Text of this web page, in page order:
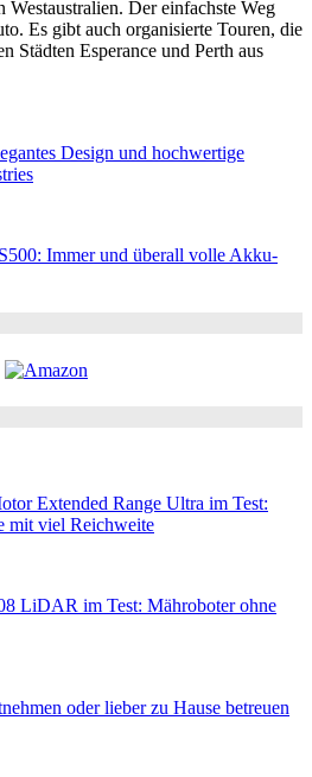
Der einfachste Weg
Es gibt auch organisierte Touren, die
Städten Esperance und Perth aus
Design und hochwertige
Immer und überall volle Akku-
Extended Range Ultra im Test:
mit viel Reichweite
LiDAR im Test: Mähroboter ohne
oder lieber zu Hause betreuen